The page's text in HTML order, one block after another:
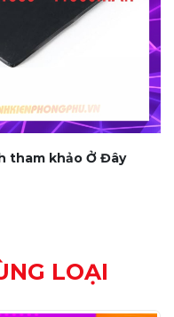
tham khảo Ở Đây
LOẠI